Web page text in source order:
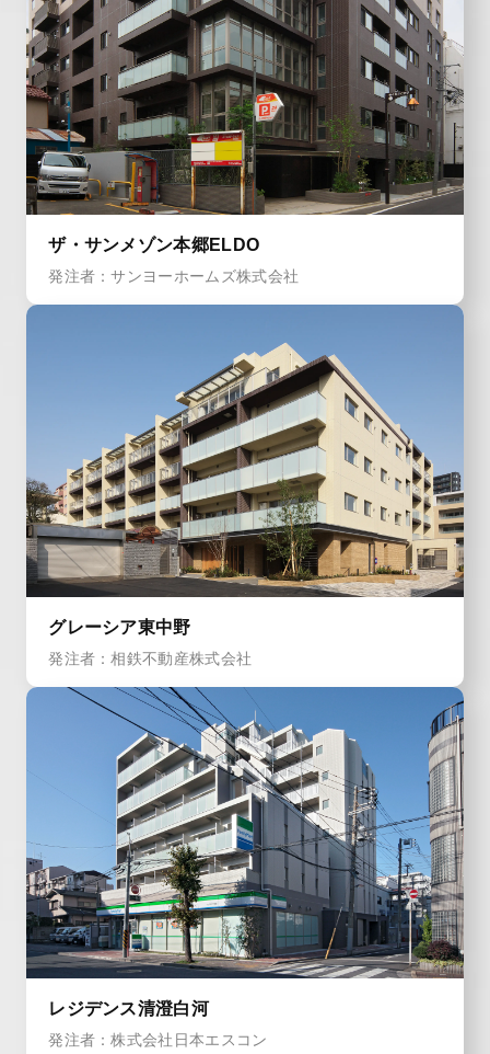
ザ・サンメゾン本郷ELDO
発注者：サンヨーホームズ株式会社
グレーシア東中野
発注者：相鉄不動産株式会社
レジデンス清澄白河
発注者：株式会社日本エスコン